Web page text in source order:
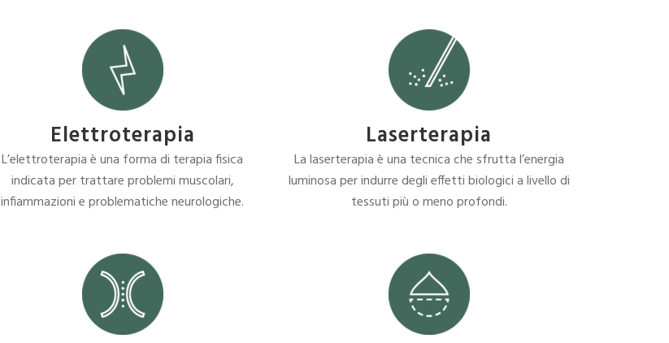
Elettroterapia
L’elettroterapia è una forma di terapia fisica
indicata per trattare problemi muscolari,
infiammazioni e problematiche neurologiche.
Laserterapia
La laserterapia è una tecnica che sfrutta l’energia
luminosa per indurre degli effetti biologici a livello di
tessuti più o meno profondi.